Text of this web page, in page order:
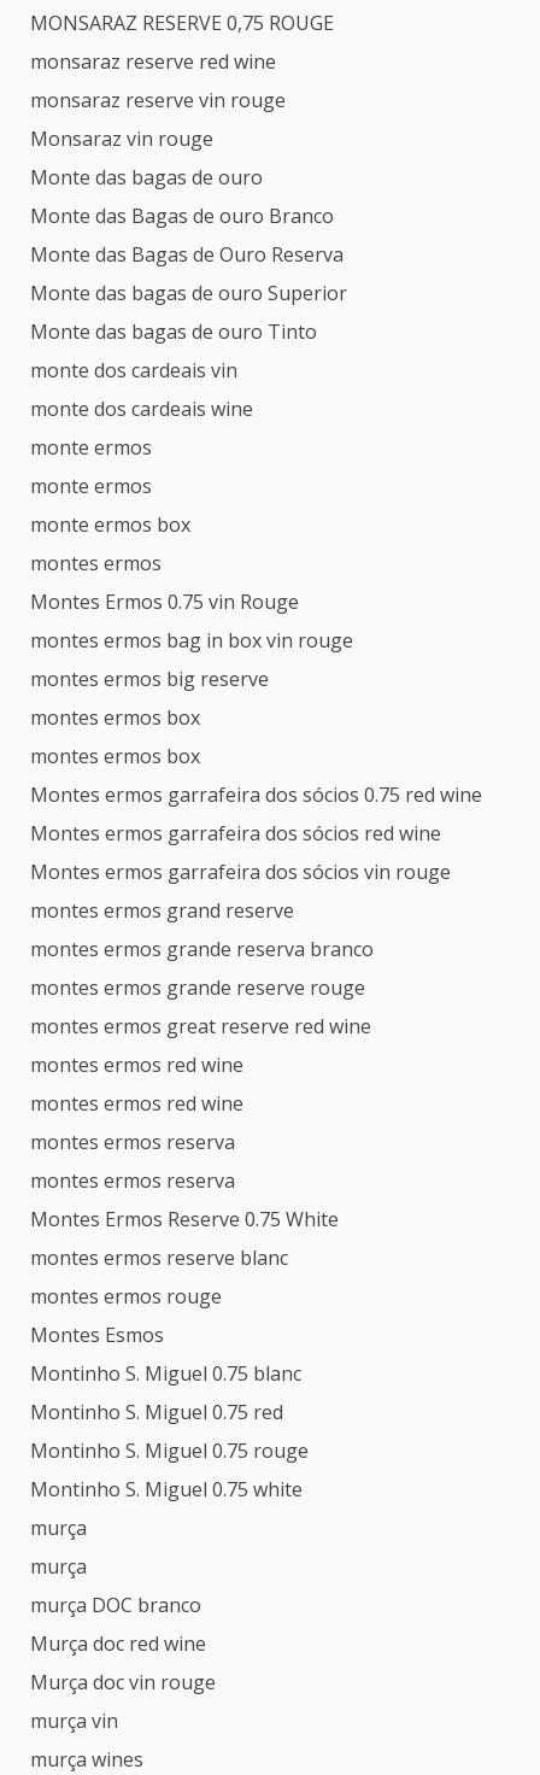
MONSARAZ RESERVE 0,75 ROUGE
monsaraz reserve red wine
monsaraz reserve vin rouge
Monsaraz vin rouge
Monte das bagas de ouro
Monte das Bagas de ouro Branco
Monte das Bagas de Ouro Reserva
Monte das bagas de ouro Superior
Monte das bagas de ouro Tinto
monte dos cardeais vin
monte dos cardeais wine
monte ermos
monte ermos
monte ermos box
montes ermos
Montes Ermos 0.75 vin Rouge
montes ermos bag in box vin rouge
montes ermos big reserve
montes ermos box
montes ermos box
Montes ermos garrafeira dos sócios 0.75 red wine
Montes ermos garrafeira dos sócios red wine
Montes ermos garrafeira dos sócios vin rouge
montes ermos grand reserve
montes ermos grande reserva branco
montes ermos grande reserve rouge
montes ermos great reserve red wine
montes ermos red wine
montes ermos red wine
montes ermos reserva
montes ermos reserva
Montes Ermos Reserve 0.75 White
montes ermos reserve blanc
montes ermos rouge
Montes Esmos
Montinho S. Miguel 0.75 blanc
Montinho S. Miguel 0.75 red
Montinho S. Miguel 0.75 rouge
Montinho S. Miguel 0.75 white
murça
murça
murça DOC branco
Murça doc red wine
Murça doc vin rouge
murça vin
murça wines